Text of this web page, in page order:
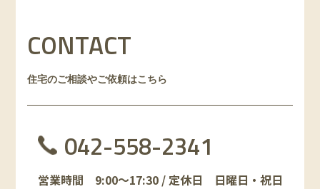
CONTACT
住宅のご相談やご依頼はこちら
042-558-2341
営業時間 9:00～17:30 / 定休日 日曜日・祝日